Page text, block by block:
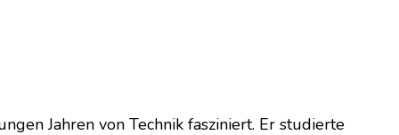
Jahren von Technik fasziniert. Er studierte